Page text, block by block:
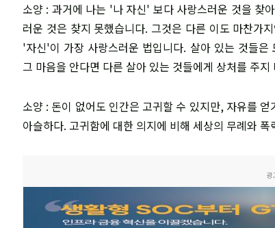
소양 : 과거에 나는 '나 자신' 보다 사랑스러운 것을 찾
러운 것은 찾지 못했습니다. 그것은 다른 이도 마찬가
'자신'이 가장 사랑스러운 법입니다. 살아 있는 것들
그 마음을 안다면 다른 살아 있는 것들에게 상처를 주지
소양 : 돈이 없어도 인간은 고귀할 수 있지만, 자유를
아슬하다. 고귀함에 대한 의지에 비해 세상의 무례와
광